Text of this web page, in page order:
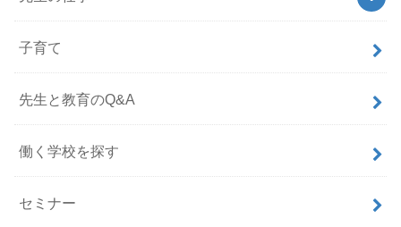
子育て
先生と教育のQ&A
働く学校を探す
セミナー